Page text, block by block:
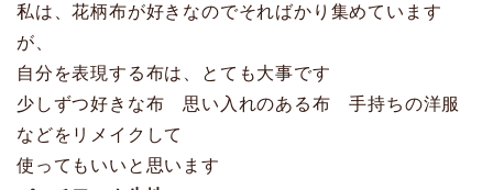
私は、花柄布が好きなのでそればかり集めています
が、
自分を表現する布は、とても大事です
少しずつ好きな布 思い入れのある布 手持ちの洋服
などをリメイクして
使ってもいいと思います